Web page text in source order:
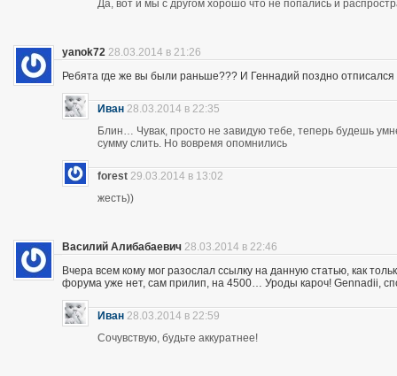
Да, вот и мы с другом хорошо что не попались и
yanok72 28.03.2014 в 21:26
Ребята где же вы были раньше??? И Геннадий поздно
Иван 28.03.2014 в 22:35
Блин… Чувак, просто не завидую тебе, теперь будешь
сумму слить. Но вовремя опомнились
forest 29.03.2014 в 13:02
жесть))
Василий Алибабаевич 28.03.2014 в 22:46
Вчера всем кому мог разослал ссылку на данную статью, как
форума уже нет, сам прилип, на 4500… Уроды кароч! Gennadii,
Иван 28.03.2014 в 22:59
Сочувствую, будьте аккуратнее!